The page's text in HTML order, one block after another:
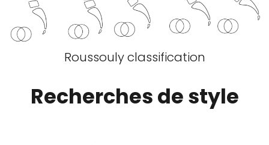
Roussouly classification
Recherches de style